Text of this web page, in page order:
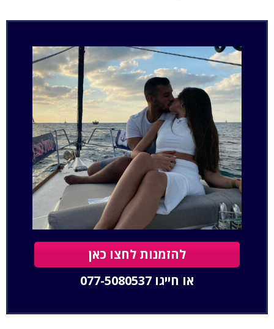
להזמנות לחצו כאן
או חייגו 077-5080537